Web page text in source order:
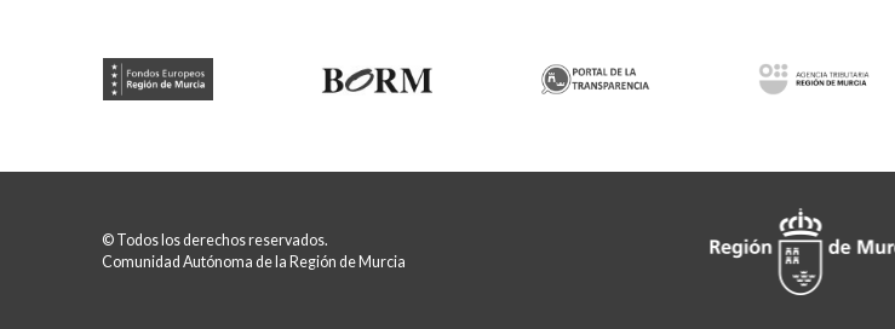
© Todos los derechos reservados.
Comunidad Autónoma de la Región de Murcia